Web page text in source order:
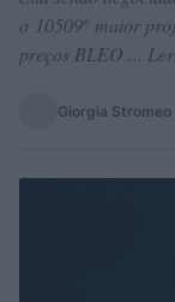
o 10509º maior
preços BLEO ...
Giorgia Stromeo